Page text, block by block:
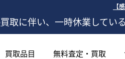
【
取に伴い、一時休業してい
買取品目 無料査定・買取